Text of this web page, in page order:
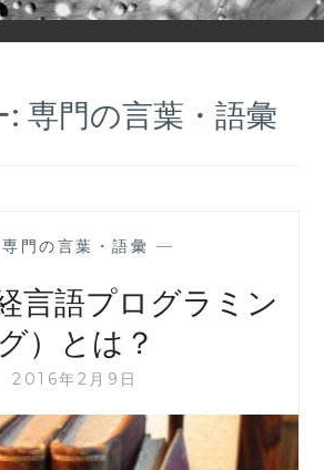
:専門の言葉・語彙
専門の言葉・語彙 —
言語プログラミン
グ）とは？
2016年2月9日